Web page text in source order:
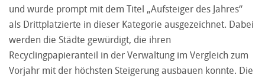
und wurde prompt mit dem Titel „Aufsteiger des Jahres“
als Drittplatzierte in dieser Kategorie ausgezeichnet. Dabei
werden die Städte gewürdigt, die ihren
Recyclingpapieranteil in der Verwaltung im Vergleich zum
Vorjahr mit der höchsten Steigerung ausbauen konnte. Die